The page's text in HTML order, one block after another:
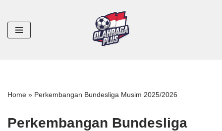
Lompat
ke
Home » Perkembangan Bundesliga Musim 2025/2026
Perkembangan Bundesliga